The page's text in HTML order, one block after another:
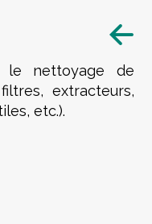
le nettoyage de
extracteurs,
etc.).